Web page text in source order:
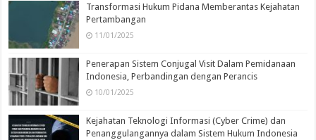
Transformasi Hukum Pidana Memberantas Kejahatan
Pertambangan
11/01/2025
Penerapan Sistem Conjugal Visit Dalam Pemidanaan
Indonesia, Perbandingan dengan Perancis
10/01/2025
Kejahatan Teknologi Informasi (Cyber Crime) dan
Penanggulangannya dalam Sistem Hukum Indonesia